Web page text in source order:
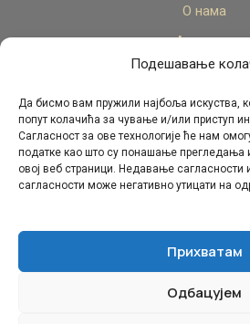
Подешавање
Да бисмо вам пружили најбоља искуства,
попут колачића за чување и/или приступ
Сагласност за ове технологије ће нам
податке као што су понашање прегледања
овој веб страници. Недавање
сагласности може негативно утицати на
Прихватам
Одбацујем
О нама
Актуелно
Стручни кадар
Пројекти
Архива
Контакт
© Републички педагошки завод